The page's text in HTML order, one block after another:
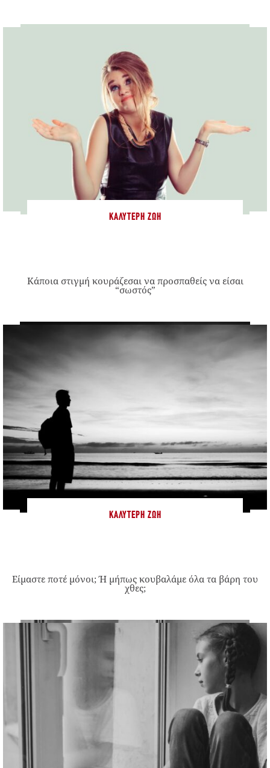
ΚΑΛΎΤΕΡΗ ΖΩΉ
Κάποια στιγμή κουράζεσαι να προσπαθείς να είσαι
“σωστός”
ΚΑΛΎΤΕΡΗ ΖΩΉ
Είμαστε ποτέ μόνοι; Ή μήπως κουβαλάμε όλα τα βάρη του
χθες;